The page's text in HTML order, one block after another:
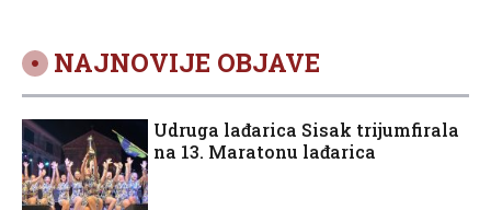
NAJNOVIJE OBJAVE
Udruga lađarica Sisak trijumfirala
na 13. Maratonu lađarica